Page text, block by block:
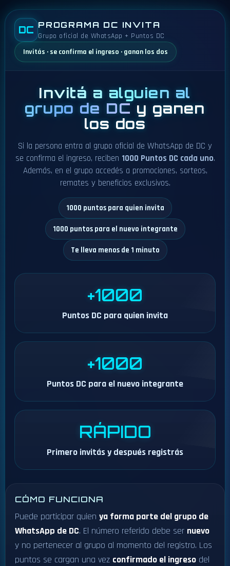
DC PROGRAMA DC INVITA
Grupo oficial de WhatsApp + Puntos DC
Invitás · se confirma el ingreso · ganan los dos
Invitá a alguien al
grupo de DC y ganen
los dos
Si la persona entra al grupo oficial de WhatsApp de DC y
se confirma el ingreso, reciben 1000 Puntos DC cada uno.
Además, en el grupo accedés a promociones, sorteos,
remates y beneficios exclusivos.
1000 puntos para quien invita
1000 puntos para el nuevo integrante
Te lleva menos de 1 minuto
+1000
Puntos DC para quien invita
+1000
Puntos DC para el nuevo integrante
RÁPIDO
Primero invitás y después registrás
CÓMO FUNCIONA
Puede participar quien ya forma parte del grupo de
WhatsApp de DC. El número referido debe ser nuevo
y no pertenecer al grupo al momento del registro. Los
puntos se cargan una vez confirmado el ingreso del